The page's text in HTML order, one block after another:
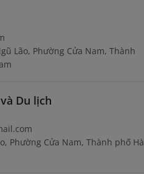
Lão, Phường Cửa Nam, Thành
Du lịch
Phường Cửa Nam, Thành phố Hà